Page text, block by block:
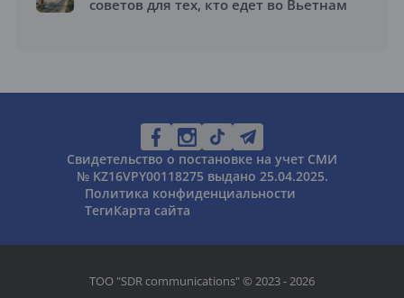
советов для тех, кто едет во Вьетнам
Свидетельство о постановке на учет СМИ
№ KZ16VPY00118275 выдано 25.04.2025.
Политика конфиденциальности
ТегиКарта сайта
ТОО "SDR communications" © 2023 - 2026